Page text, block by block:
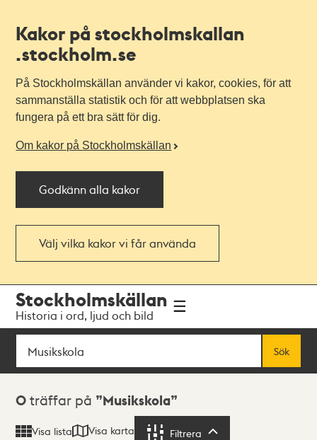
Kakor på stockholmskallan
.stockholm.se
På Stockholmskällan använder vi kakor, cookies, för att
sammanställa statistik och för att webbplatsen ska
fungera på ett bra sätt för dig.
Om kakor på Stockholmskällan
Godkänn alla kakor
Välj vilka kakor vi får använda
navigationen
huvudinnehållet
Stockholmskällan
Historia i ord, ljud och bild
Sök
Sök
Sökresultat
0 träffar på Musikskola
Visa lista Visa karta Filtrera